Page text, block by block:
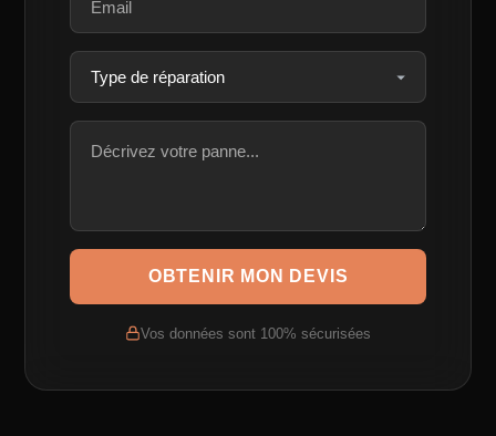
OBTENIR MON DEVIS
Vos données sont 100% sécurisées